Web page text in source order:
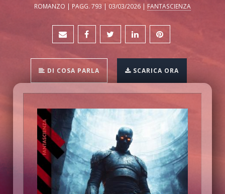
ROMANZO | PAGG. 793 | 03/03/2026 | FANTASCIENZA
DI COSA PARLA SCARICA ORA